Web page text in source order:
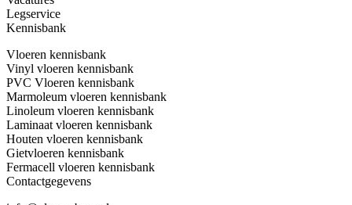
Legservice
Kennisbank
Vloeren kennisbank
Vinyl vloeren kennisbank
PVC Vloeren kennisbank
Marmoleum vloeren kennisbank
Linoleum vloeren kennisbank
Laminaat vloeren kennisbank
Houten vloeren kennisbank
Gietvloeren kennisbank
Fermacell vloeren kennisbank
Contactgegevens